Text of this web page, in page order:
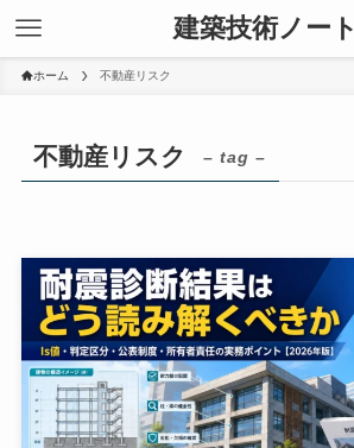
建築技術ノート
ホーム 不動産リスク
不動産リスク – tag –